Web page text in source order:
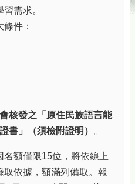
需求。
件：
核發之「原住民族語言能
書」（須檢附證明）
。
額僅限15位，將依線上
依據，額滿列備取。報